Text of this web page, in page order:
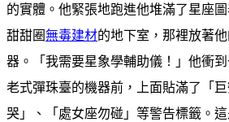
的實體。他緊張地跑進他堆滿了星座
甜甜圈無毒建材的地下室，那裡放著
器。「我需要星象學輔助儀！」他衝
老式彈珠臺的機器前，上面貼滿了「
哭」、「處女座勿碰」等警告標籤。